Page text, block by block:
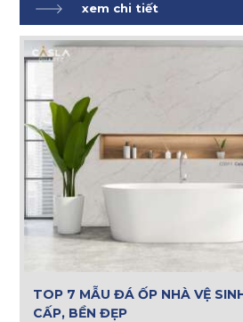
xem chi tiết
TOP 7 MẪU ĐÁ ỐP NHÀ VỆ
CẤP, BỀN ĐẸP